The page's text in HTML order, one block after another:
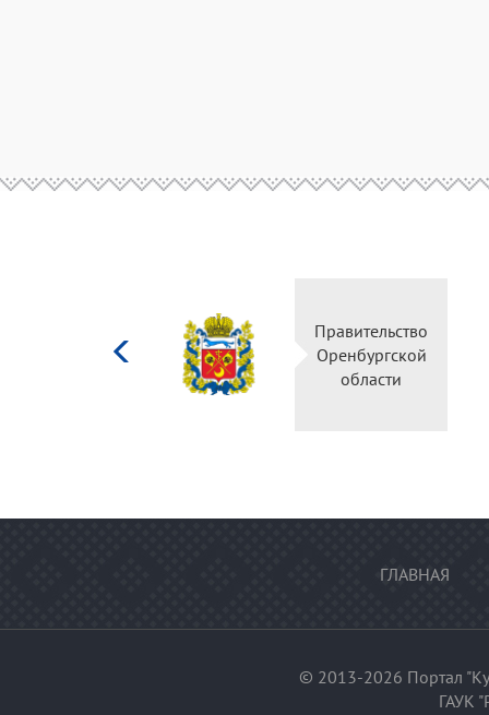
Министерство
культуры
Российской
федерации
ГЛАВНАЯ
© 2013-2026 Портал
ГАУК